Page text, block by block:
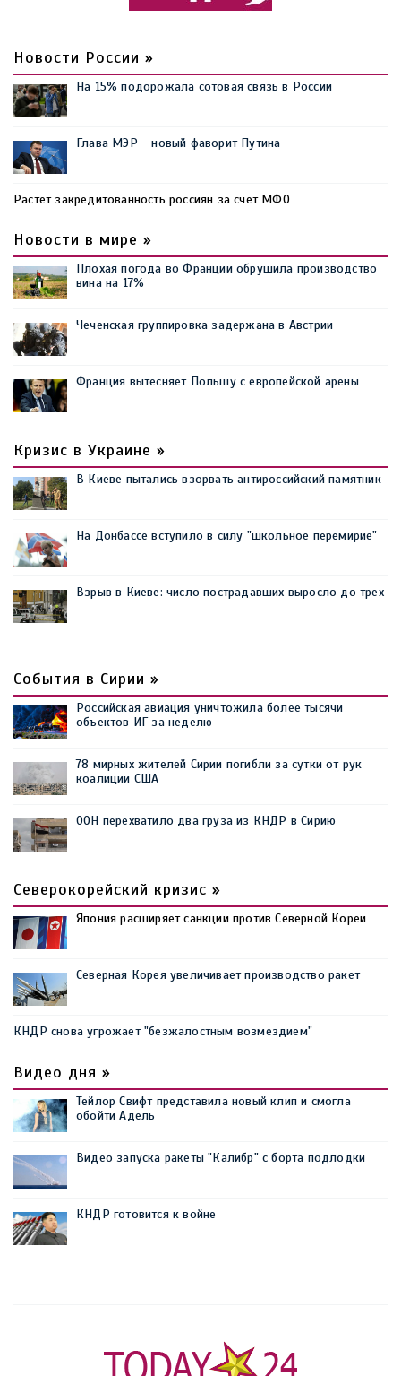
Новости России »
На 15% подорожала сотовая связь в России
Глава МЭР - новый фаворит Путина
Растет закредитованность россиян за счет МФО
Новости в мире »
Плохая погода во Франции обрушила производство
вина на 17%
Чеченская группировка задержана в Австрии
Франция вытесняет Польшу с европейской арены
Кризис в Украине »
В Киеве пытались взорвать антироссийский памятник
На Донбассе вступило в силу "школьное перемирие"
Взрыв в Киеве: число пострадавших выросло до трех
События в Сирии »
Российская авиация уничтожила более тысячи
объектов ИГ за неделю
78 мирных жителей Сирии погибли за сутки от рук
коалиции США
ООН перехватило два груза из КНДР в Сирию
Северокорейский кризис »
Япония расширяет санкции против Северной Кореи
Северная Корея увеличивает производство ракет
КНДР снова угрожает "безжалостным возмездием"
Видео дня »
Тейлор Свифт представила новый клип и смогла
обойти Адель
Видео запуска ракеты "Калибр" с борта подлодки
КНДР готовится к войне